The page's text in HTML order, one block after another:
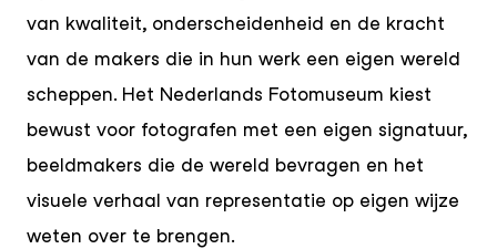
van kwaliteit, onderscheidenheid en de kracht
van de makers die in hun werk een eigen wereld
scheppen. Het Nederlands Fotomuseum kiest
bewust voor fotografen met een eigen signatuur,
beeldmakers die de wereld bevragen en het
visuele verhaal van representatie op eigen wijze
weten over te brengen.